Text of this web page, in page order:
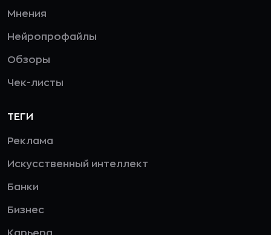
Мнения
Нейропрофайлы
Обзоры
Чек-листы
ТЕГИ
Реклама
Искусственный интеллект
Банки
Бизнес